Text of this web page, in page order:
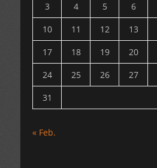
3
4 5 6
10
11 12 13
17
18 19 20
24
25 26 27
31
« Feb.